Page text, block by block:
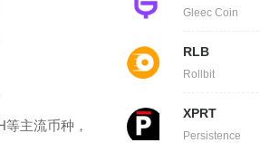
主流币种，
Gleec Coin
RLB
Rollbit
XPRT
Persistence